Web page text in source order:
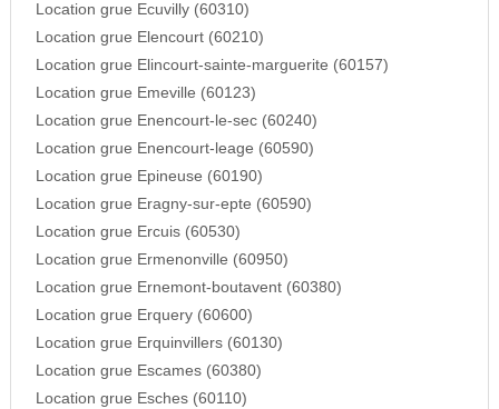
Location grue Ecuvilly (60310)
Location grue Elencourt (60210)
Location grue Elincourt-sainte-marguerite (60157)
Location grue Emeville (60123)
Location grue Enencourt-le-sec (60240)
Location grue Enencourt-leage (60590)
Location grue Epineuse (60190)
Location grue Eragny-sur-epte (60590)
Location grue Ercuis (60530)
Location grue Ermenonville (60950)
Location grue Ernemont-boutavent (60380)
Location grue Erquery (60600)
Location grue Erquinvillers (60130)
Location grue Escames (60380)
Location grue Esches (60110)